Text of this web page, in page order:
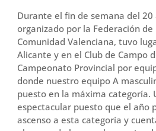
Durante el fin de semana del 20
organizado por la Federación de
Comunidad Valenciana, tuvo
Alicante y en el Club de Campo
Campeonato Provincial por
donde nuestro equipo A
puesto en la máxima categoría.
espectacular puesto que el año
ascenso a esta categoría y